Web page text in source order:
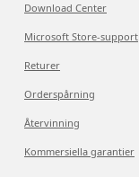
Download Center
Microsoft Store-support
Returer
Orderspårning
Återvinning
Kommersiella garantier